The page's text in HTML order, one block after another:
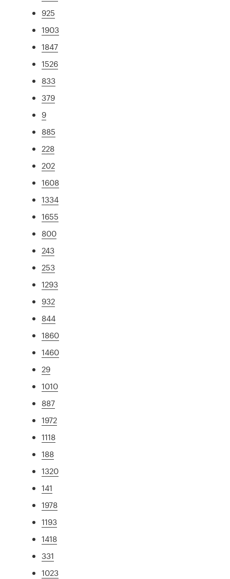
925
1903
1847
1526
833
379
9
885
228
202
1608
1334
1655
800
243
253
1293
932
844
1860
1460
29
1010
887
1972
1118
188
1320
141
1978
1193
1418
331
1023